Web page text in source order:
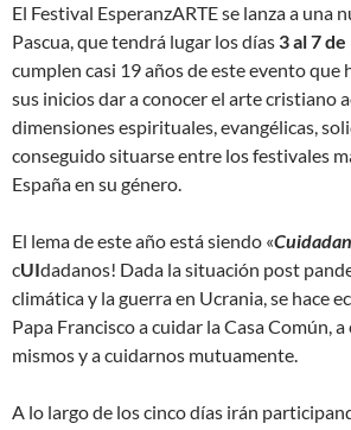
El Festival EsperanzARTE se lanza a una
Pascua, que tendrá lugar los días 3 al 7
cumplen casi 19 años de este evento que
sus inicios dar a conocer el arte cristiano
dimensiones espirituales, evangélicas,
conseguido situarse entre los festivales
España en su género.
El lema de este año está siendo «
cUIdadanos! Dada la situación post
climática y la guerra en Ucrania, se hace
Papa Francisco a cuidar la Casa Común,
mismos y a cuidarnos mutuamente.
A lo largo de los cinco días irán